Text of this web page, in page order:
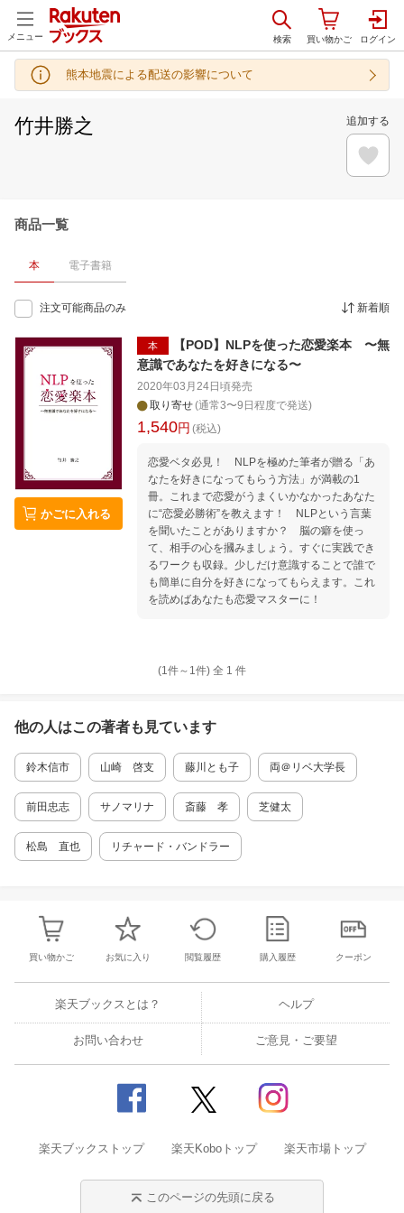
メニュー
熊本地震による配送の影響について
竹井勝之 追加する
商品一覧
本 電子書籍
注文可能商品のみ 新着順
かごに入れる
本
【POD】NLPを使った恋愛楽本 〜無
意識であなたを好きになる〜
2020年03月24日頃発売
取り寄せ(通常3〜9日程度で発送)
1,540円 (税込)
恋愛ベタ必見！ NLPを極めた筆者が贈る「あ
なたを好きになってもらう方法」が満載の1
冊。これまで恋愛がうまくいかなかったあなた
に“恋愛必勝術”を教えます！ NLPという言葉
を聞いたことがありますか？ 脳の癖を使っ
て、相手の心を摑みましょう。すぐに実践でき
るワークも収録。少しだけ意識することで誰で
も簡単に自分を好きになってもらえます。これ
を読めばあなたも恋愛マスターに！
(1件～ 1件) 全 1 件
他の人はこの著者も見ています
鈴木信市 山崎 啓支 藤川とも子 両＠リベ大学長
前田忠志 サノマリナ 斎藤 孝 芝健太
松島 直也 リチャード・バンドラー
買い物かご お気に入り 閲覧履歴 購入履歴 クーポン
楽天ブックスとは？ ヘルプ
お問い合わせ ご意見・ご要望
楽天ブックストップ 楽天Koboトップ 楽天市場トップ
このページの先頭に戻る